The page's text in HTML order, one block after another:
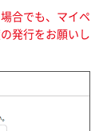
合でも、マイペ
発行をお願いし